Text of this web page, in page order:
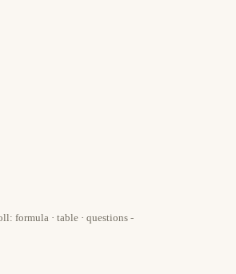
formula · table · questions -